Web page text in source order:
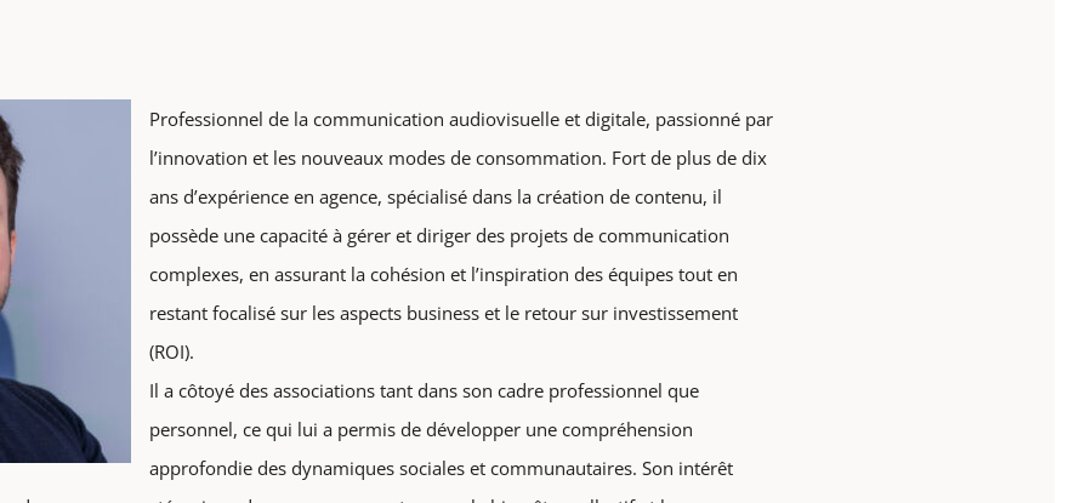
Professionnel de la communication audiovisuelle et digitale, passionné par
l’innovation et les nouveaux modes de consommation. Fort de plus de dix
ans d’expérience en agence, spécialisé dans la création de contenu, il
possède une capacité à gérer et diriger des projets de communication
complexes, en assurant la cohésion et l’inspiration des équipes tout en
restant focalisé sur les aspects business et le retour sur investissement
(ROI).
Il a côtoyé des associations tant dans son cadre professionnel que
personnel, ce qui lui a permis de développer une compréhension
approfondie des dynamiques sociales et communautaires. Son intérêt